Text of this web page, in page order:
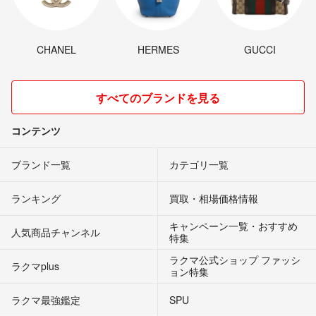
CHANEL HERMES GUCCI
すべてのブランドを見る
コンテンツ
ブランド一覧 カテゴリ一覧
ランキング 買取・相場価格情報
人気商品チャンネル
キャンペーン一覧・おすすめ
特集
ラクマplus
ラクマ公式ショップ ファッシ
ョン特集
ラクマ最強鑑定
SPU